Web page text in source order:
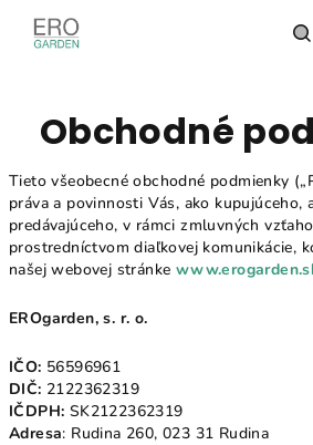
obsah
Obchodné
Tieto všeobecné obchodné podmienky
práva a povinnosti Vás, ako kupujúceho,
predávajúceho, v rámci zmluvných
prostredníctvom diaľkovej komunikácie,
našej webovej stránke
EROgarden, s. r. o.
IČO: 56596961
DIČ: 2122362319
IČDPH: SK2122362319
Adresa: Rudina 260, 023 31 Rudina